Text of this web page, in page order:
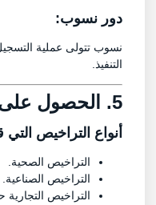
دور نسوب:
نسوب تتولى عملية
التنفيذ.
5. الحصول على التراخيص اللازمة
أنواع التراخيص التي
التراخيص الصحية.
التراخيص الصناعية.
التراخيص